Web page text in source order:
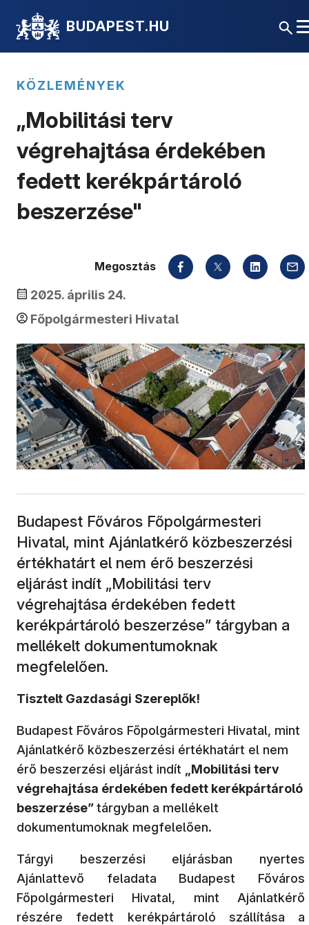
BUDAPEST.HU
KÖZLEMÉNYEK
„Mobilitási terv
végrehajtása érdekében
fedett kerékpártároló
beszerzése"
2025. április 24.
Főpolgármesteri Hivatal
Megosztás
Budapest Főváros Főpolgármesteri
Hivatal, mint Ajánlatkérő közbeszerzési
értékhatárt el nem érő beszerzési
eljárást indít „Mobilitási terv
végrehajtása érdekében fedett
kerékpártároló beszerzése” tárgyban a
mellékelt dokumentumoknak
megfelelően.
Tisztelt Gazdasági Szereplők!
Budapest Főváros Főpolgármesteri Hivatal, mint
Ajánlatkérő közbeszerzési értékhatárt el nem
érő beszerzési eljárást indít
Mobilitási terv
végrehajtása érdekében fedett kerékpártároló
beszerzése”tárgyban a mellékelt
dokumentumoknak megfelelően.
Tárgyi beszerzési eljárásban nyertes
Ajánlattevő feladata Budapest Főváros
Főpolgármesteri Hivatal, mint Ajánlatkérő
részére fedett kerékpártároló szállítása a